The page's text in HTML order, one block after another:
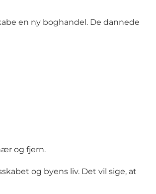
en ny boghandel. De dannede
og fjern.
og byens liv. Det vil sige, at